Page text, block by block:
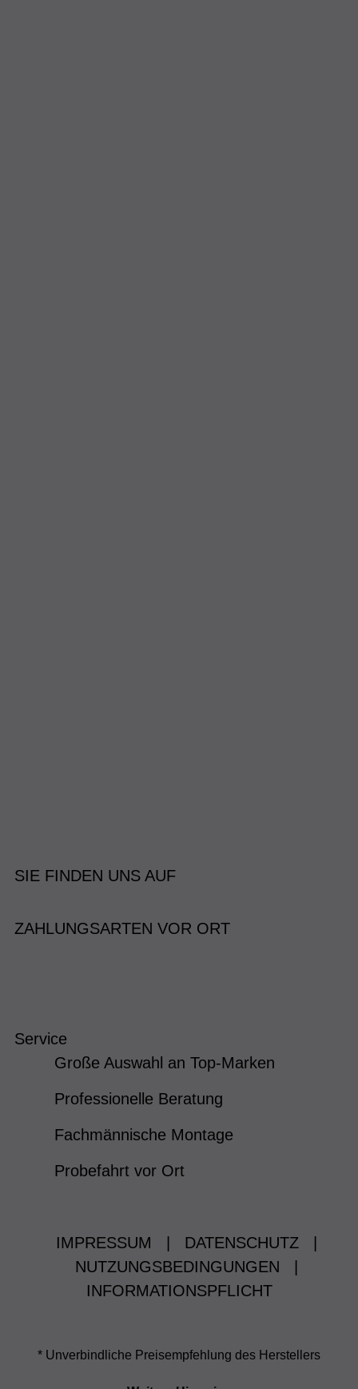
SIE FINDEN UNS AUF
ZAHLUNGSARTEN VOR ORT
Service
Große Auswahl an Top-Marken
Professionelle Beratung
Fachmännische Montage
Probefahrt vor Ort
IMPRESSUM DATENSCHUTZ
NUTZUNGSBEDINGUNGEN
INFORMATIONSPFLICHT
* Unverbindliche Preisempfehlung des Herstellers